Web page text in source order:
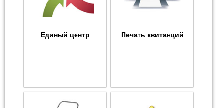
Единый центр Печать квитанций